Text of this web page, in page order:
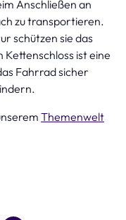
Anschließen an
zu transportieren.
schützen sie das
ist eine
Fahrrad sicher
Themenwelt